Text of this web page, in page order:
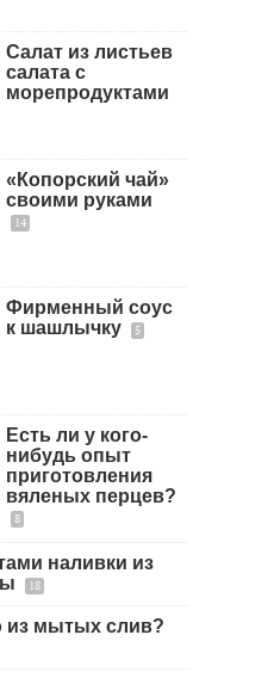
Салат из листьев
салата с
морепродуктами
«Копорский чай»
своими руками
14
Фирменный соус
к шашлычку
5
Есть ли у кого-
нибудь опыт
приготовления
вяленых перцев?
8
наливки из
18
из мытых слив?